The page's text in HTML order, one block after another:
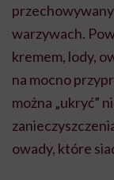
warzywach.
kremem, lody,
na mocno
można „ukryć”
owady, które